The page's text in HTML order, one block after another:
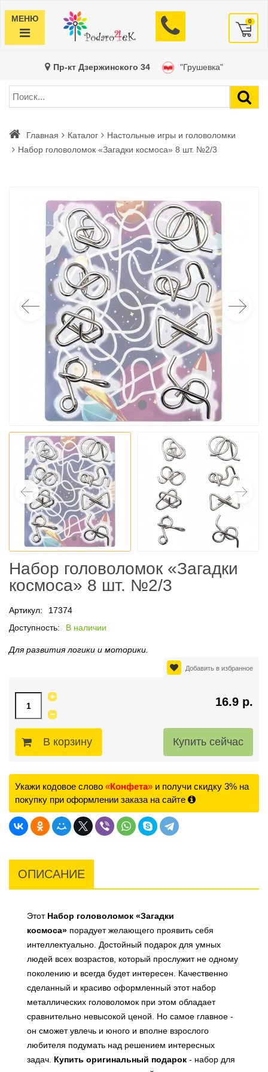
МЕНЮ 0
Пр-кт Дзержинского 34 "Грушевка"
Главная Каталог
Настольные игры и головоломки
Набор головоломок «Загадки космоса» 8 шт. №2/3
Набор головоломок «Загадки
космоса» 8 шт. №2/3
Артикул:
17374
Доступность:
В наличии
Для развития логики и моторики.
Добавить в избранное
16.9 р.
В корзину
Укажи кодовое слово «Конфета» и получи скидку 3% на
покупку при оформлении заказа на сайте
ОПИСАНИЕ
Этот Набор головоломок «Загадки
космоса» порадует желающего проявить себя
интеллектуально. Достойный подарок для умных
людей всех возрастов, который прослужит не одному
поколению и всегда будет интересен. Качественно
сделанный и красиво оформленный этот набор
металлических головоломок при этом обладает
сравнительно невысокой ценой. Но самое главное -
он сможет увлечь и юного и вполне взрослого
любителя подумать над решением интересных
задач. Купить оригинальный подарок - набор для